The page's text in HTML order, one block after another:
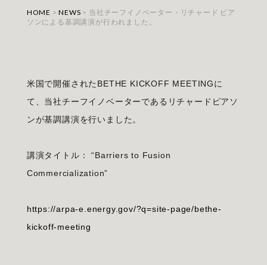
HOME >NEWS > 当社チーフイノベーター・リチャード ピア
ソンによる基調講演が行われました。
米国で開催されたBETHE KICKOFF MEETINGに
て、当社チーフイノベーターであるリチャードピアソ
ンが基調講演を行いました。
講演タイトル： “Barriers to Fusion
Commercialization”
https://arpa-e.energy.gov/?q=site-page/bethe-
kickoff-meeting